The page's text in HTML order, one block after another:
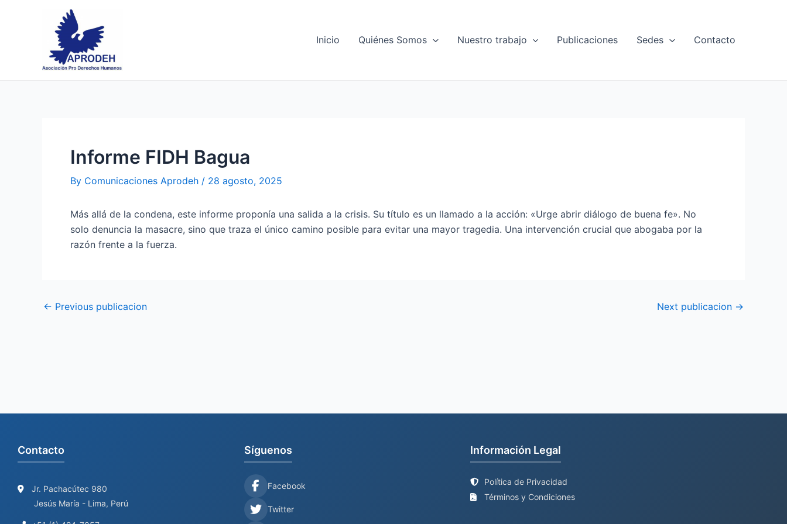
Inicio Quiénes Somos Nuestro trabajo Publicaciones Sedes Contacto
Informe FIDH Bagua
By Comunicaciones Aprodeh / 28 agosto, 2025
Más allá de la condena, este informe proponía una salida a la crisis. Su título es un llamado a la acción: «Urge abrir diálogo de buena fe». No
solo denuncia la masacre, sino que traza el único camino posible para evitar una mayor tragedia. Una intervención crucial que abogaba por la
razón frente a la fuerza.
navigation
← Previous publicacion Next publicacion →
Contacto
Jr. Pachacútec 980
Jesús María - Lima, Perú
Síguenos
Facebook
Twitter
Información Legal
Política de Privacidad
Términos y Condiciones